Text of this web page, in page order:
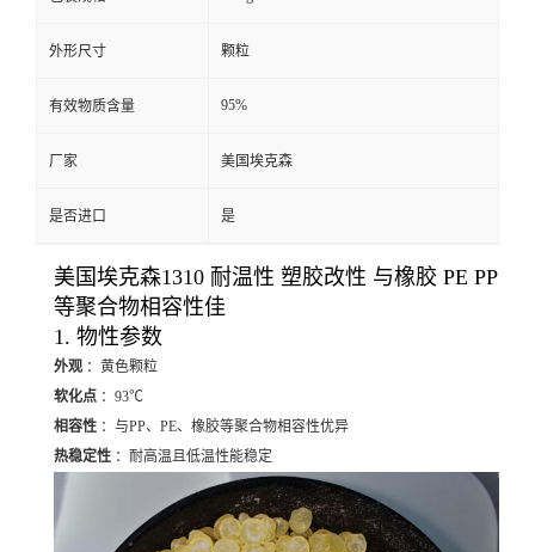
外形尺寸 颗粒
有效物质含量 95%
厂家 美国埃克森
是否进口 是
美国埃克森1310 耐温性 塑胶改性 与橡胶 PE PP
等聚合物相容性佳
1. 物性参数
外观 ：黄色颗粒
软化点 ：93℃
相容性 ：与PP、PE、橡胶等聚合物相容性优异
热稳定性 ：耐高温且低温性能稳定